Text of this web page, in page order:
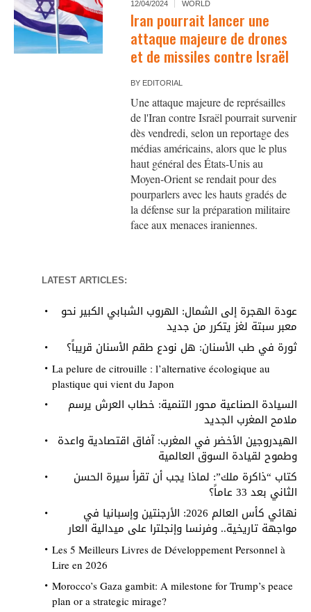
12/04/2024 WORLD
Iran pourrait lancer une
attaque majeure de drones
et de missiles contre Israël
BY EDITORIAL
Une attaque majeure de représailles
de l'Iran contre Israël pourrait survenir
dès vendredi, selon un reportage des
médias américains, alors que le plus
haut général des États-Unis au
Moyen-Orient se rendait pour des
pourparlers avec les hauts gradés de
la défense sur la préparation militaire
face aux menaces iraniennes.
LATEST ARTICLES:
عودة الهجرة إلى الشمال: الهروب الشبابي الكبير نحو
معبر سبتة لغز يتكرر من جديد
ثورة في طب الأسنان: هل نودع طقم الأسنان قريباً؟
La pelure de citrouille : l’alternative écologique au
plastique qui vient du Japon
السيادة الصناعية محور التنمية: خطاب العرش يرسم
ملامح المغرب الجديد
الهيدروجين الأخضر في المغرب: آفاق اقتصادية واعدة
وطموح لقيادة السوق العالمية
كتاب “ذاكرة ملك”: لماذا يجب أن تقرأ سيرة الحسن
الثاني بعد 33 عاماً؟
نهائي كأس العالم 2026: الأرجنتين وإسبانيا في
مواجهة تاريخية.. وفرنسا وإنجلترا على ميدالية العار
Les 5 Meilleurs Livres de Développement Personnel à
Lire en 2026
Morocco’s Gaza gambit: A milestone for Trump’s peace
plan or a strategic mirage?